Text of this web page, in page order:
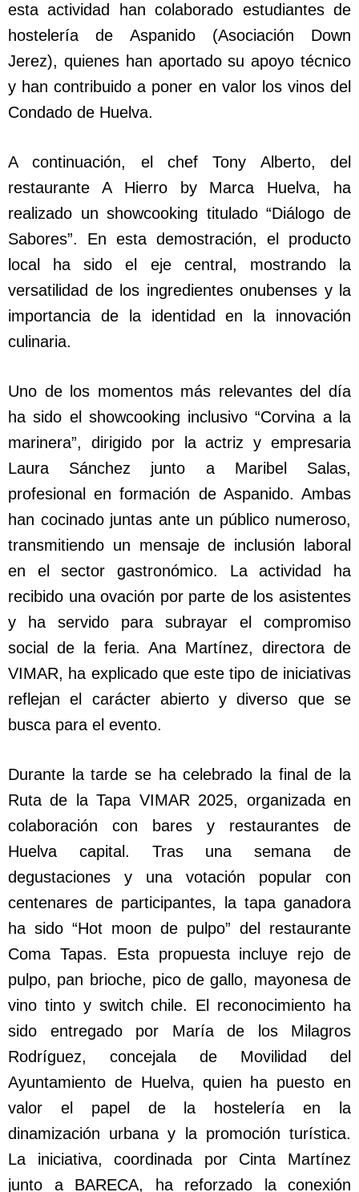
esta actividad han colaborado estudiantes de
hostelería de Aspanido (Asociación Down
Jerez), quienes han aportado su apoyo técnico
y han contribuido a poner en valor los vinos del
Condado de Huelva.
A continuación, el chef Tony Alberto, del
restaurante A Hierro by Marca Huelva, ha
realizado un showcooking titulado “Diálogo de
Sabores”. En esta demostración, el producto
local ha sido el eje central, mostrando la
versatilidad de los ingredientes onubenses y la
importancia de la identidad en la innovación
culinaria.
Uno de los momentos más relevantes del día
ha sido el showcooking inclusivo “Corvina a la
marinera”, dirigido por la actriz y empresaria
Laura Sánchez junto a Maribel Salas,
profesional en formación de Aspanido. Ambas
han cocinado juntas ante un público numeroso,
transmitiendo un mensaje de inclusión laboral
en el sector gastronómico. La actividad ha
recibido una ovación por parte de los asistentes
y ha servido para subrayar el compromiso
social de la feria. Ana Martínez, directora de
VIMAR, ha explicado que este tipo de iniciativas
reflejan el carácter abierto y diverso que se
busca para el evento.
Durante la tarde se ha celebrado la final de la
Ruta de la Tapa VIMAR 2025, organizada en
colaboración con bares y restaurantes de
Huelva capital. Tras una semana de
degustaciones y una votación popular con
centenares de participantes, la tapa ganadora
ha sido “Hot moon de pulpo” del restaurante
Coma Tapas. Esta propuesta incluye rejo de
pulpo, pan brioche, pico de gallo, mayonesa de
vino tinto y switch chile. El reconocimiento ha
sido entregado por María de los Milagros
Rodríguez, concejala de Movilidad del
Ayuntamiento de Huelva, quien ha puesto en
valor el papel de la hostelería en la
dinamización urbana y la promoción turística.
La iniciativa, coordinada por Cinta Martínez
junto a BARECA, ha reforzado la conexión